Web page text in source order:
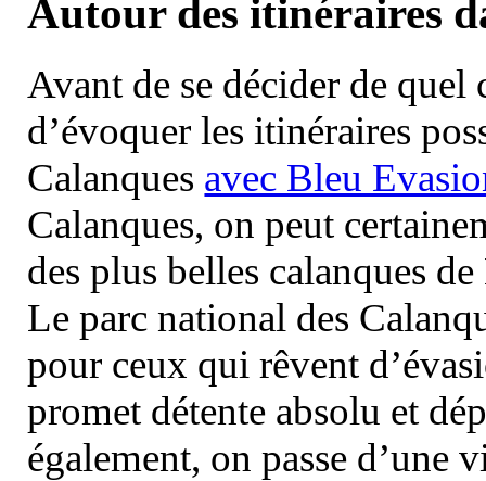
Autour des itinéraires
Avant de se décider de
d’évoquer les itinéraires
Calanques avec Bleu
Calanques, on peut
des plus belles calanques
Le parc national des
pour ceux qui rêvent
promet détente absolu et
également, on passe d’une